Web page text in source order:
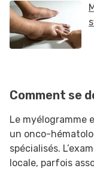
Comment se
Le myélogramme
un onco-
spécialisés.
locale, parfois